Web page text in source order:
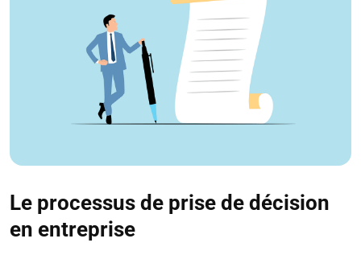
Le processus de prise de décision
en entreprise